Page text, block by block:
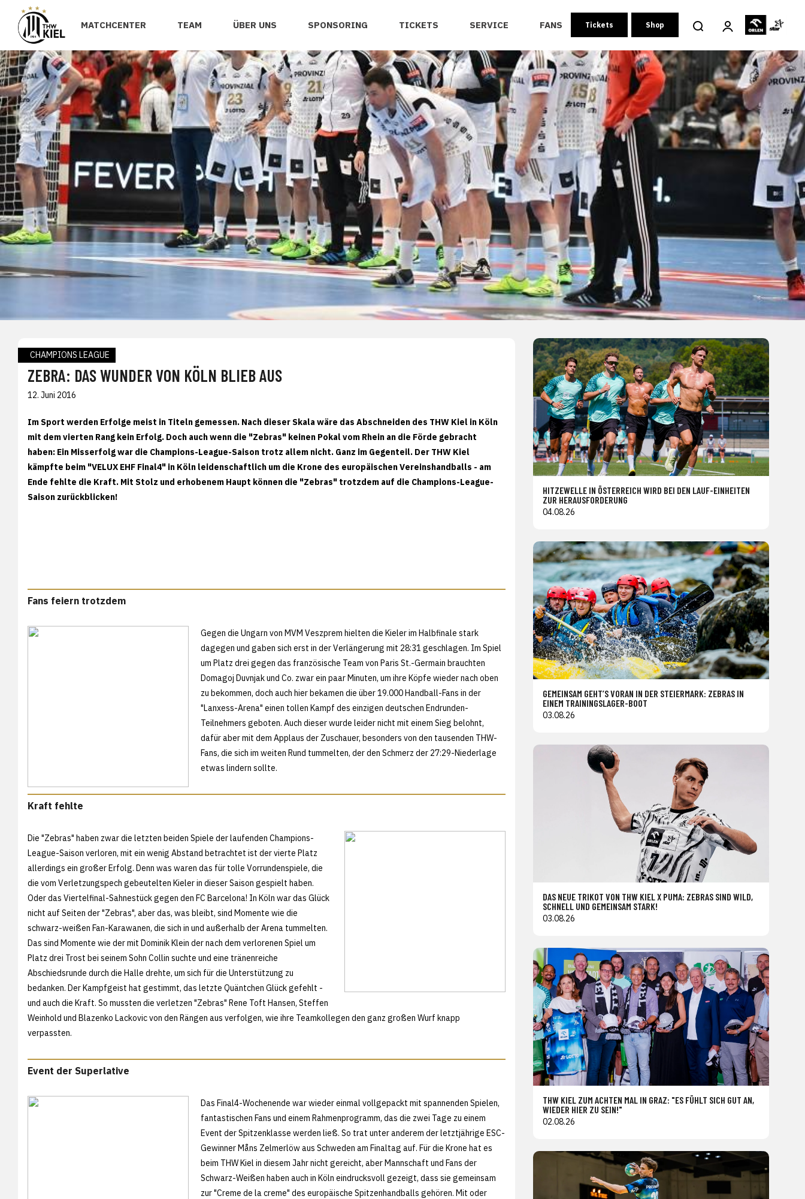
MATCHCENTER TEAM ÜBER UNS SPONSORING TICKETS SERVICE FANS Tickets Shop
CHAMPIONS LEAGUE
ZEBRA: DAS WUNDER VON KÖLN BLIEB AUS
12. Juni 2016
Im Sport werden Erfolge meist in Titeln gemessen. Nach dieser Skala wäre das Abschneiden des THW Kiel in Köln
mit dem vierten Rang kein Erfolg. Doch auch wenn die "Zebras" keinen Pokal vom Rhein an die Förde gebracht
haben: Ein Misserfolg war die Champions-League-Saison trotz allem nicht. Ganz im Gegenteil. Der THW Kiel
kämpfte beim "VELUX EHF Final4" in Köln leidenschaftlich um die Krone des europäischen Vereinshandballs - am
Ende fehlte die Kraft. Mit Stolz und erhobenem Haupt können die "Zebras" trotzdem auf die Champions-League-
Saison zurückblicken!
Fans feiern trotzdem
Gegen die Ungarn von MVM Veszprem hielten die Kieler im Halbfinale stark
dagegen und gaben sich erst in der Verlängerung mit 28:31 geschlagen. Im Spiel
um Platz drei gegen das französische Team von Paris St.-Germain brauchten
Domagoj Duvnjak und Co. zwar ein paar Minuten, um ihre Köpfe wieder nach oben
zu bekommen, doch auch hier bekamen die über 19.000 Handball-Fans in der
"Lanxess-Arena" einen tollen Kampf des einzigen deutschen Endrunden-
Teilnehmers geboten. Auch dieser wurde leider nicht mit einem Sieg belohnt,
dafür aber mit dem Applaus der Zuschauer, besonders von den tausenden THW-
Fans, die sich im weiten Rund tummelten, der den Schmerz der 27:29-Niederlage
etwas lindern sollte.
Kraft fehlte
Die "Zebras" haben zwar die letzten beiden Spiele der laufenden Champions-
League-Saison verloren, mit ein wenig Abstand betrachtet ist der vierte Platz
allerdings ein großer Erfolg. Denn was waren das für tolle Vorrundenspiele, die
die vom Verletzungspech gebeutelten Kieler in dieser Saison gespielt haben.
Oder das Viertelfinal-Sahnestück gegen den FC Barcelona! In Köln war das Glück
nicht auf Seiten der "Zebras", aber das, was bleibt, sind Momente wie die
schwarz-weißen Fan-Karawanen, die sich in und außerhalb der Arena tummelten.
Das sind Momente wie der mit Dominik Klein der nach dem verlorenen Spiel um
Platz drei Trost bei seinem Sohn Collin suchte und eine tränenreiche
Abschiedsrunde durch die Halle drehte, um sich für die Unterstützung zu
bedanken. Der Kampfgeist hat gestimmt, das letzte Quäntchen Glück gefehlt -
und auch die Kraft. So mussten die verletzen "Zebras" Rene Toft Hansen, Steffen
Weinhold und Blazenko Lackovic von den Rängen aus verfolgen, wie ihre Teamkollegen den ganz großen Wurf knapp
verpassten.
Event der Superlative
Das Final4-Wochenende war wieder einmal vollgepackt mit spannenden Spielen,
fantastischen Fans und einem Rahmenprogramm, das die zwei Tage zu einem
Event der Spitzenklasse werden ließ. So trat unter anderem der letztjährige ESC-
Gewinner Måns Zelmerlöw aus Schweden am Finaltag auf. Für die Krone hat es
beim THW Kiel in diesem Jahr nicht gereicht, aber Mannschaft und Fans der
Schwarz-Weißen haben auch in Köln eindrucksvoll gezeigt, dass sie gemeinsam
zur "Creme de la creme" des europäische Spitzenhandballs gehören. Mit oder
HITZEWELLE IN ÖSTERREICH WIRD BEI DEN LAUF-EINHEITEN
ZUR HERAUSFORDERUNG
04.08.26
GEMEINSAM GEHT’S VORAN IN DER STEIERMARK: ZEBRAS IN
EINEM TRAININGSLAGER-BOOT
03.08.26
DAS NEUE TRIKOT VON THW KIEL X PUMA: ZEBRAS SIND WILD,
SCHNELL UND GEMEINSAM STARK!
03.08.26
THW KIEL ZUM ACHTEN MAL IN GRAZ: "ES FÜHLT SICH GUT AN,
WIEDER HIER ZU SEIN!"
02.08.26